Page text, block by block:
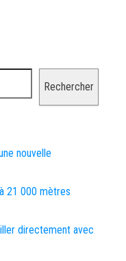
Rechercher
nouvelle
21 000 mètres
directement avec